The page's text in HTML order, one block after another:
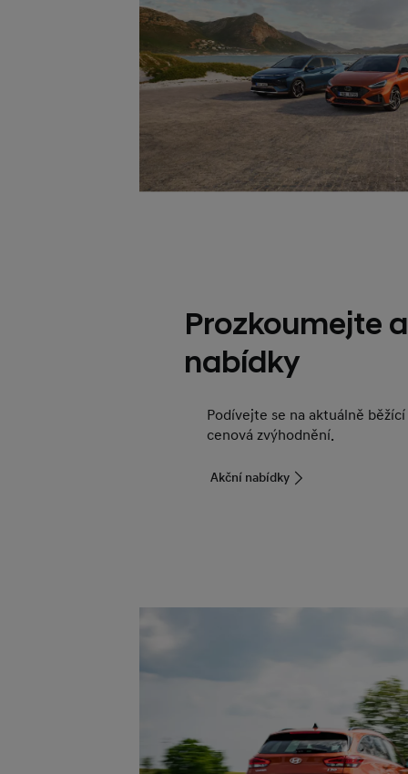
Prozkoumejte
nabídky
Podívejte se na aktuálně
cenová zvýhodnění.
Akční nabídky